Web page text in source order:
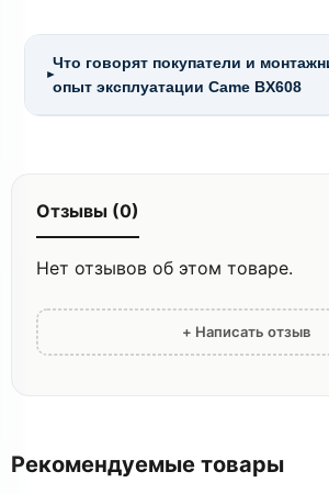
►
Что говорят покупатели и
опыт эксплуатации Came BX608
Отзывы (0)
Нет отзывов об этом товаре.
+ Написать отзыв
Рекомендуемые товары